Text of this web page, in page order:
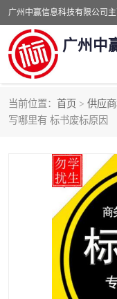
广州中
当前位置： 首页 > 供应
写哪里有 标书废标原因
东莞代写标书公司
深圳代写标书公司